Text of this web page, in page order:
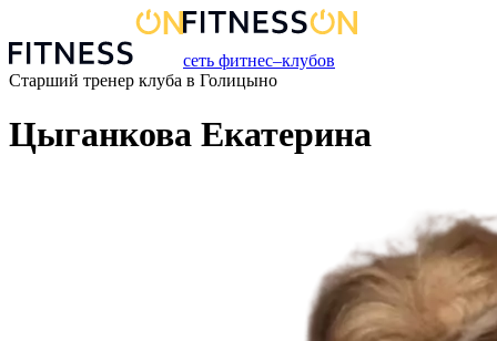
сеть фитнес–клубов
Старший тренер клуба в Голицыно
Цыганкова Екатерина